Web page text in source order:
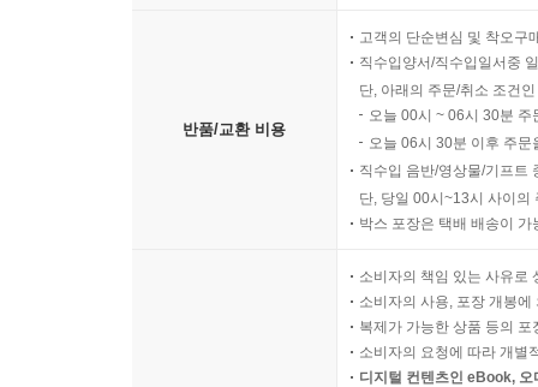
반품/교환 비용
고객의 단순변심 및 착오구
직수입양서/직수입일서중
단, 아래의 주문/취소 조건
오늘 00시 ~ 06시 30분
오늘 06시 30분 이후 주
직수입 음반/영상물/기프트
단, 당일 00시~13시 사이의
박스 포장은 택배 배송이
소비자의 책임 있는 사유로
소비자의 사용, 포장 개봉
복제가 가능한 상품 등의
소비자의 요청에 따라 개별
디지털 컨텐츠인 eBook,